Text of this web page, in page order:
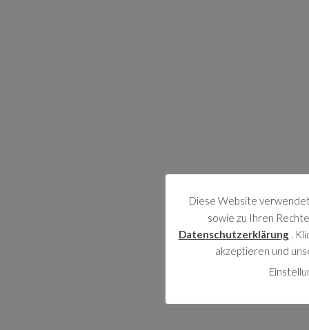
Diese Website
sowie zu Ihren
Datenschutzerklärung.
akzeptieren und